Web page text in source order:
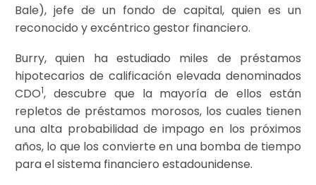
Bale), jefe de un fondo de capital, quien es un
reconocido y excéntrico gestor financiero.
Burry, quien ha estudiado miles de préstamos
hipotecarios de calificación elevada denominados
CDO1, descubre que la mayoría de ellos están
repletos de préstamos morosos, los cuales tienen
una alta probabilidad de impago en los próximos
años, lo que los convierte en una bomba de tiempo
para el sistema financiero estadounidense.